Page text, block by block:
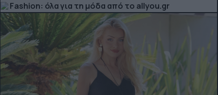
Fashion: όλα για τη μόδα από το allyou.gr